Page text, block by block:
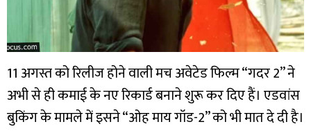
11 अगस्त को रिलीज होने वाली मच अवेटेड फिल्म “गदर 2” ने
अभी से ही कमाई के नए रिकार्ड बनाने शुरू कर दिए हैं। एडवांस
बुकिंग के मामले में इसने “ओह माय गॉड-2” को भी मात दे दी है।